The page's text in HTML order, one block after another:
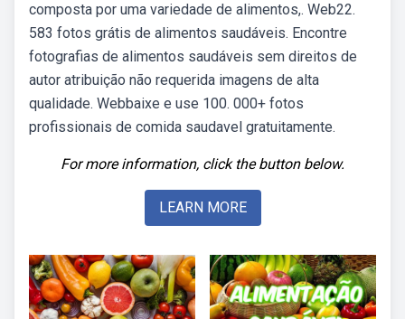
composta por uma variedade de alimentos,. Web22.
583 fotos grátis de alimentos saudáveis. Encontre
fotografias de alimentos saudáveis sem direitos de
autor atribuição não requerida imagens de alta
qualidade. Webbaixe e use 100. 000+ fotos
profissionais de comida saudavel gratuitamente.
For more information, click the button below.
LEARN MORE